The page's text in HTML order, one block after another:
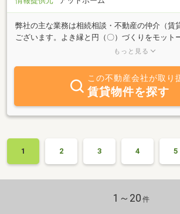
弊社の主な業務は相続相談・不動産の仲介（賃
ございます。よき縁と円（〇）づくりをモット
多くのお客様にご利用いただいております。自
の相談、相続士として相続の相談、スピリチュ
ーとして人生相談もお受けしております。円満
きがい・幸せづくりのサポート致します。自社
ください。相続支援ネット（当社は大田エリア
ン、オアシスの会（代表）のホームページもご
もっと見る
この不動産会社が取り
賃貸物件を探す
1 2 3 4 5
1～20 件